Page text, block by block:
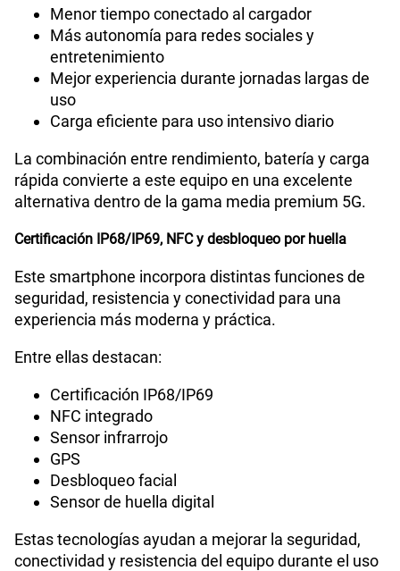
Menor tiempo conectado al cargador
Más autonomía para redes sociales y
entretenimiento
Mejor experiencia durante jornadas largas de
uso
Carga eficiente para uso intensivo diario
La combinación entre rendimiento, batería y carga
rápida convierte a este equipo en una excelente
alternativa dentro de la gama media premium 5G.
Certificación IP68/IP69, NFC y desbloqueo por huella
Este smartphone incorpora distintas funciones de
seguridad, resistencia y conectividad para una
experiencia más moderna y práctica.
Entre ellas destacan:
Certificación IP68/IP69
NFC integrado
Sensor infrarrojo
GPS
Desbloqueo facial
Sensor de huella digital
Estas tecnologías ayudan a mejorar la seguridad,
conectividad y resistencia del equipo durante el uso